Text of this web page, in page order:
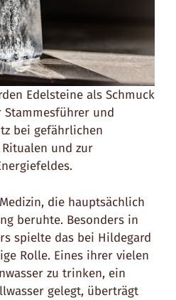
Edelsteine als Schmuck
und
bei gefährlichen
und zur
die hauptsächlich
beruhte. Besonders in
spielte das bei Hildegard
Rolle. Eines ihrer vielen
zu trinken, ein
gelegt, überträgt